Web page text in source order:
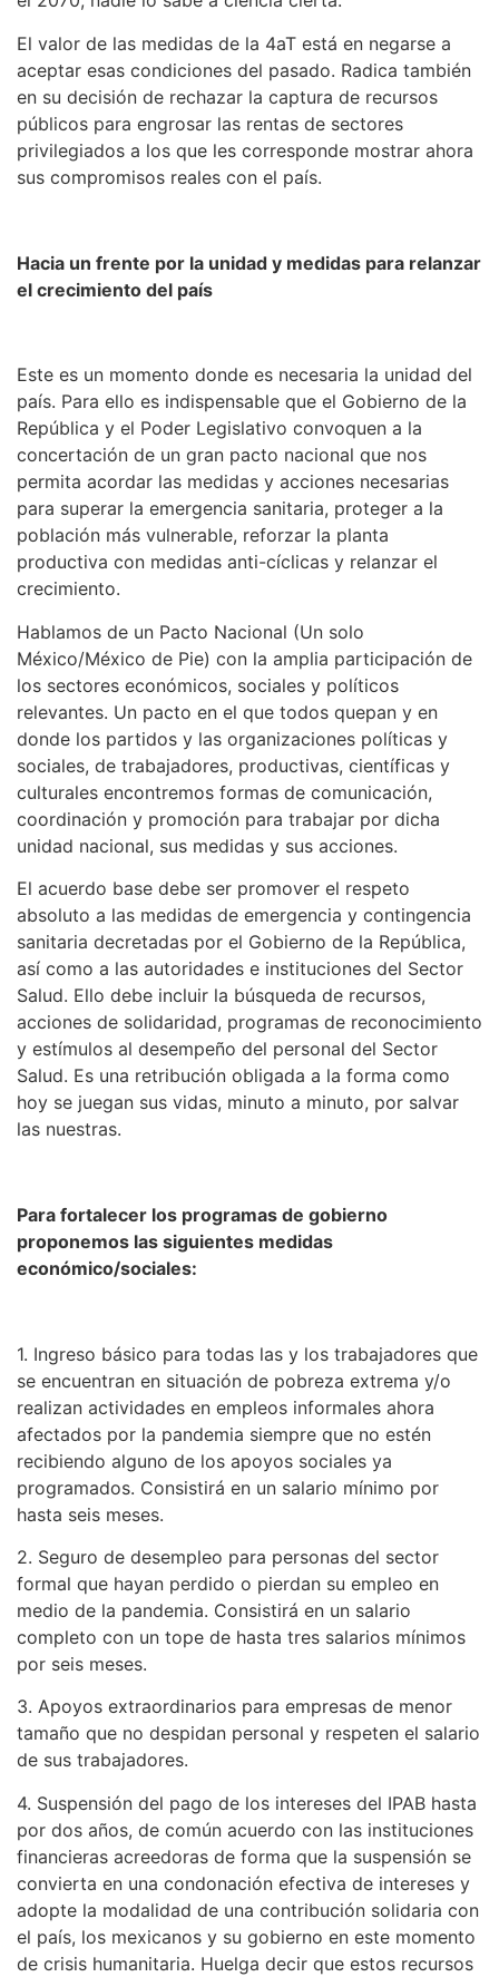
El valor de las medidas de la 4aT está en negarse a
aceptar esas condiciones del pasado. Radica también
en su decisión de rechazar la captura de recursos
públicos para engrosar las rentas de sectores
privilegiados a los que les corresponde mostrar ahora
sus compromisos reales con el país.
Hacia un frente por la unidad y medidas para relanzar
el crecimiento del país
Este es un momento donde es necesaria la unidad del
país. Para ello es indispensable que el Gobierno de la
República y el Poder Legislativo convoquen a la
concertación de un gran pacto nacional que nos
permita acordar las medidas y acciones necesarias
para superar la emergencia sanitaria, proteger a la
población más vulnerable, reforzar la planta
productiva con medidas anti-cíclicas y relanzar el
crecimiento.
Hablamos de un Pacto Nacional (Un solo
México/México de Pie) con la amplia participación de
los sectores económicos, sociales y políticos
relevantes. Un pacto en el que todos quepan y en
donde los partidos y las organizaciones políticas y
sociales, de trabajadores, productivas, científicas y
culturales encontremos formas de comunicación,
coordinación y promoción para trabajar por dicha
unidad nacional, sus medidas y sus acciones.
El acuerdo base debe ser promover el respeto
absoluto a las medidas de emergencia y contingencia
sanitaria decretadas por el Gobierno de la República,
así como a las autoridades e instituciones del Sector
Salud. Ello debe incluir la búsqueda de recursos,
acciones de solidaridad, programas de reconocimiento
y estímulos al desempeño del personal del Sector
Salud. Es una retribución obligada a la forma como
hoy se juegan sus vidas, minuto a minuto, por salvar
las nuestras.
Para fortalecer los programas de gobierno
proponemos las siguientes medidas
económico/sociales:
1. Ingreso básico para todas las y los trabajadores que
se encuentran en situación de pobreza extrema y/o
realizan actividades en empleos informales ahora
afectados por la pandemia siempre que no estén
recibiendo alguno de los apoyos sociales ya
programados. Consistirá en un salario mínimo por
hasta seis meses.
2. Seguro de desempleo para personas del sector
formal que hayan perdido o pierdan su empleo en
medio de la pandemia. Consistirá en un salario
completo con un tope de hasta tres salarios mínimos
por seis meses.
3. Apoyos extraordinarios para empresas de menor
tamaño que no despidan personal y respeten el salario
de sus trabajadores.
4. Suspensión del pago de los intereses del IPAB hasta
por dos años, de común acuerdo con las instituciones
financieras acreedoras de forma que la suspensión se
convierta en una condonación efectiva de intereses y
adopte la modalidad de una contribución solidaria con
el país, los mexicanos y su gobierno en este momento
de crisis humanitaria. Huelga decir que estos recursos